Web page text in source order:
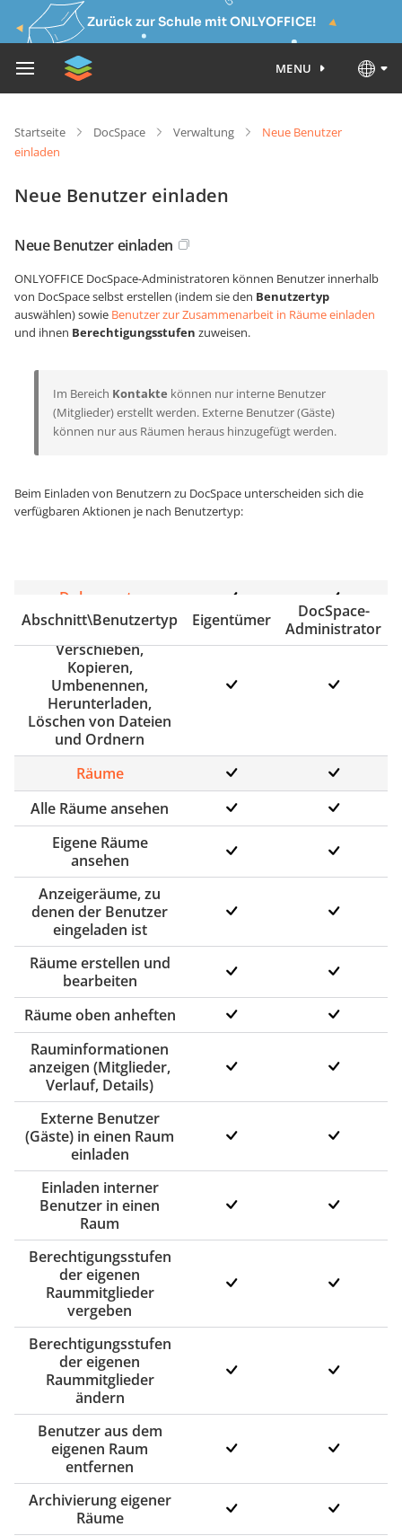
Zurück zur Schule mit ONLYOFFICE!
MENU
Startseite DocSpace Verwaltung
Neue Benutzer
einladen
Neue Benutzer einladen
Neue Benutzer einladen
ONLYOFFICE DocSpace-Administratoren können Benutzer innerhalb
von DocSpace selbst erstellen (indem sie den Benutzertyp
auswählen) sowie Benutzer zur Zusammenarbeit in Räume einladen
und ihnen Berechtigungsstufen zuweisen.
Im Bereich Kontakte können nur interne Benutzer
(Mitglieder) erstellt werden. Externe Benutzer (Gäste)
können nur aus Räumen heraus hinzugefügt werden.
Beim Einladen von Benutzern zu DocSpace unterscheiden sich die
verfügbaren Aktionen je nach Benutzertyp:
Abschnitt\Benutzertyp Eigentümer
DocSpace-
Administrator
Dokumente
Erstellen, Hochladen,
Verschieben,
Kopieren,
Umbenennen,
Herunterladen,
Löschen von Dateien
und Ordnern
Räume
Alle Räume ansehen
Eigene Räume
ansehen
Anzeigeräume, zu
denen der Benutzer
eingeladen ist
Räume erstellen und
bearbeiten
Räume oben anheften
Rauminformationen
anzeigen (Mitglieder,
Verlauf, Details)
Externe Benutzer
(Gäste) in einen Raum
einladen
Einladen interner
Benutzer in einen
Raum
Berechtigungsstufen
der eigenen
Raummitglieder
vergeben
Berechtigungsstufen
der eigenen
Raummitglieder
ändern
Benutzer aus dem
eigenen Raum
entfernen
Archivierung eigener
Räume